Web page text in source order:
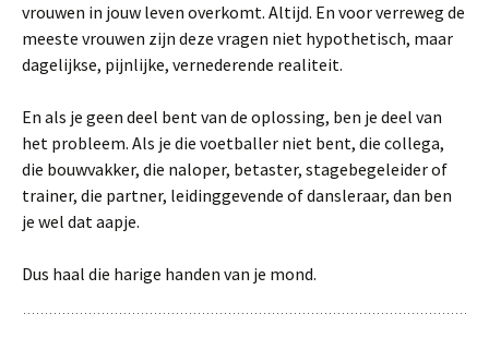
vrouwen in jouw leven overkomt. Altijd. En voor verreweg de
meeste vrouwen zijn deze vragen niet hypothetisch, maar
dagelijkse, pijnlijke, vernederende realiteit.
En als je geen deel bent van de oplossing, ben je deel van
het probleem. Als je die voetballer niet bent, die collega,
die bouwvakker, die naloper, betaster, stagebegeleider of
trainer, die partner, leidinggevende of dansleraar, dan ben
je wel dat aapje.
Dus haal die harige handen van je mond.